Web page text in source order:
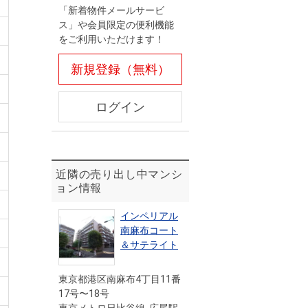
「新着物件メールサービ
ス」や会員限定の便利機能
をご利用いただけます！
新規登録（無料）
ログイン
近隣の売り出し中マンシ
ョン情報
インペリアル
南麻布コート
＆サテライト
東京都港区南麻布4丁目11番
17号〜18号